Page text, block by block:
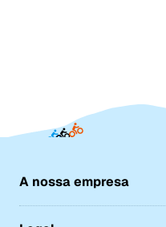
A nossa empresa